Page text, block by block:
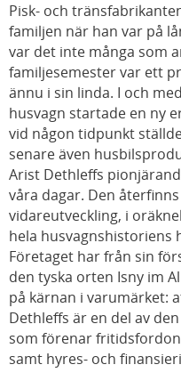
Pisk- och
familjen när han var på
var det inte många som
familjesemester var ett
ännu i sin linda. I och
husvagn startade en ny
vid någon tidpunkt
senare även
Arist Dethleffs
våra dagar. Den
vidareutveckling, i
hela husvagnshistoriens
Företaget har från sin
den tyska orten Isny im
på kärnan i varumärket:
Dethleffs är en del av
som förenar
samt hyres- och